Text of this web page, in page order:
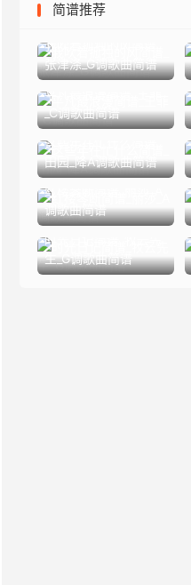
简谱推荐
我吹着孤独的风简谱_
张津涤_G调歌曲简谱
平凡最浪漫简谱_王菲
_C调歌曲简谱
这些年在忙什么简谱_
田园_降A调歌曲简谱
红楼琴断简谱_丽莎_A
调歌曲简谱
时光日记简谱_牧云先
生_G调歌曲简谱